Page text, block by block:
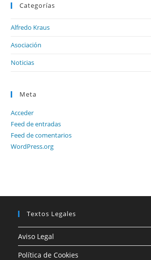
Categorías
Alfredo Kraus
Asociación
Noticias
Meta
Acceder
Feed de entradas
Feed de comentarios
WordPress.org
Textos Legales
Aviso Legal
Política de Cookies